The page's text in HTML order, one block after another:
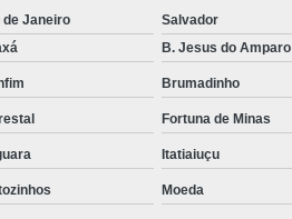
de Janeiro Salvador
B. Jesus do Amparo
Brumadinho
Fortuna de Minas
Itatiaiuçu
Moeda